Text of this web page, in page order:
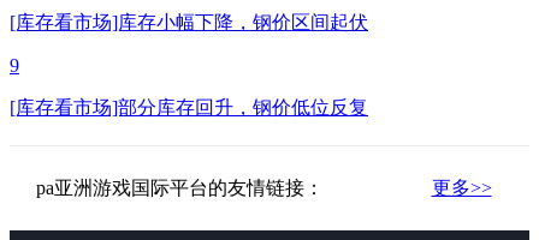
[库存看市场]库存小幅下降，钢价区间起伏
9
[库存看市场]部分库存回升，钢价低位反复
pa亚洲游戏国际平台的友情链接： 更多>>